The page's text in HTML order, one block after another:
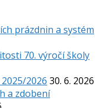
prázdnin a systém
70. výročí školy
2026 30. 6. 2026
a zdobení